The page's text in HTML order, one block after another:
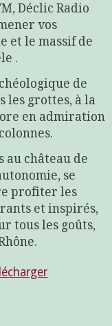
Déclic Radio
vos
et le massif de
.
de
les grottes, à la
en admiration
au château de
se
profiter les
et inspirés,
tous les goûts,